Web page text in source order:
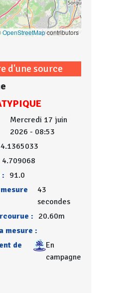
OpenStreetMapcontributors
d'une source
Mercredi 17 juin
2026 - 08:53
4.709068
: 91.0
43
secondes
: 20.60m
mesure :
de
En
campagne